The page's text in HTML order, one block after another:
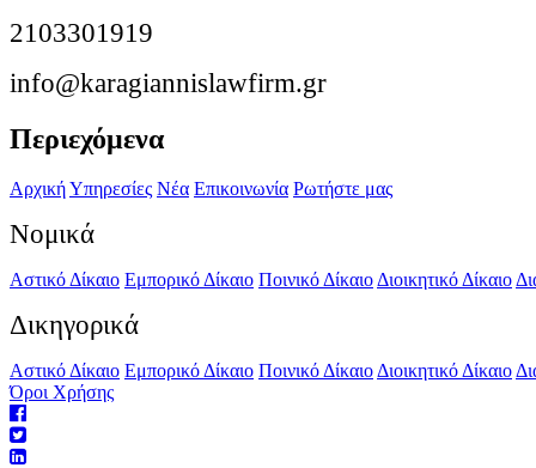
2103301919
info@karagiannislawfirm.gr
Περιεχόμενα
ΑρχικήΥπηρεσίες Νέα Επικοινωνία Ρωτήστε μας
Νομικά
Αστικό Δίκαιο Εμπορικό Δίκαιο Ποινικό Δίκαιο Διοικητικό Δίκαιο
Δικηγορικά
Αστικό Δίκαιο Εμπορικό Δίκαιο Ποινικό Δίκαιο Διοικητικό Δίκαιο
Όροι Χρήσης